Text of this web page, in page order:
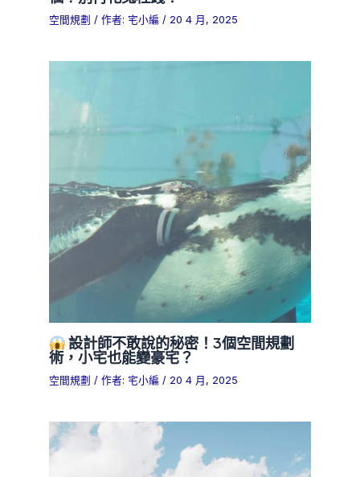
空間規劃 / 作者: 宅小編/ 20 4 月, 2025
設計師不敢說的秘密！3個空間規劃
術，小宅也能變豪宅？
空間規劃 / 作者: 宅小編/ 20 4 月, 2025